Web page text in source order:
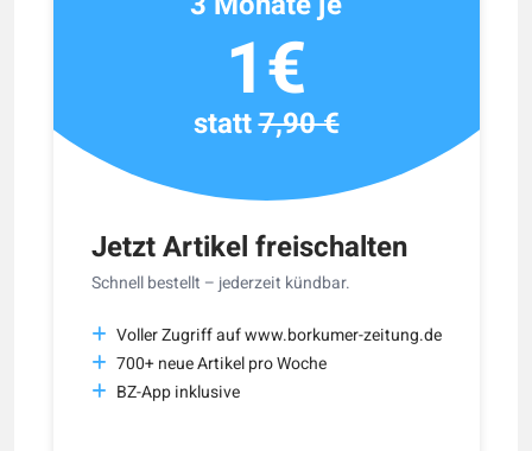
Jetzt Artikel freischalten
Schnell bestellt – jederzeit kündbar.
Voller Zugriff auf www.borkumer-zeitung.de
700+ neue Artikel pro Woche
BZ-App inklusive
1€
statt7,90 €